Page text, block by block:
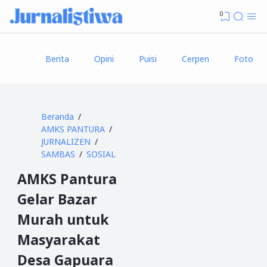
0
Berita Opini Puisi Cerpen Foto
Beranda
AMKS PANTURA
JURNALIZEN
SAMBAS
SOSIAL
AMKS Pantura
Gelar Bazar
Murah untuk
Masyarakat
Desa Gapuara